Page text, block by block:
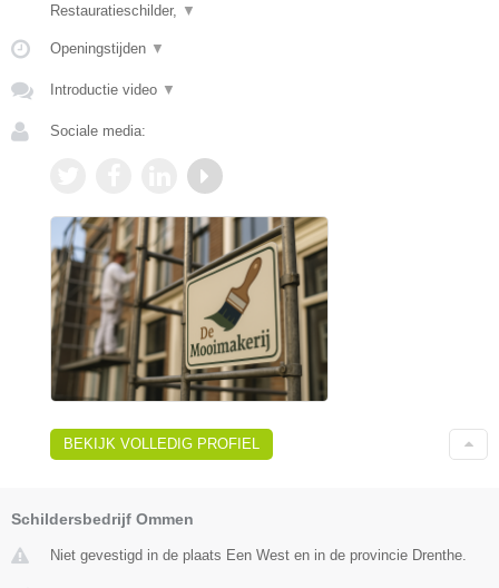
Restauratieschilder, ▼
Openingstijden ▼
Introductie video ▼
Sociale media:
BEKIJK VOLLEDIG PROFIEL
Schildersbedrijf Ommen
Niet gevestigd in de plaats Een West en in de provincie Drenthe.